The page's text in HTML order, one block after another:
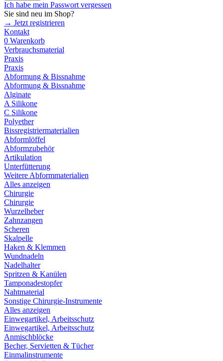
Ich habe mein Passwort vergessen
Sie sind neu im Shop?
→ Jetzt registrieren
Kontakt
0 Warenkorb
Verbrauchsmaterial
Praxis
Praxis
Abformung & Bissnahme
Abformung & Bissnahme
Alginate
A Silikone
C Silikone
Polyether
Bissregistriermaterialien
Abformlöffel
Abformzubehör
Artikulation
Unterfütterung
Weitere Abformmaterialien
Alles anzeigen
Chirurgie
Chirurgie
Wurzelheber
Zahnzangen
Scheren
Skalpelle
Haken & Klemmen
Wundnadeln
Nadelhalter
Spritzen & Kanülen
Tamponadestopfer
Nahtmaterial
Sonstige Chirurgie-Instrumente
Alles anzeigen
Einwegartikel, Arbeitsschutz
Einwegartikel, Arbeitsschutz
Anmischblöcke
Becher, Servietten & Tücher
Einmalinstrumente